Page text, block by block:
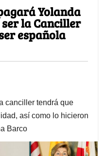
Yolanda
la Canciller
española
canciller tendrá que
así como lo hicieron
Barco